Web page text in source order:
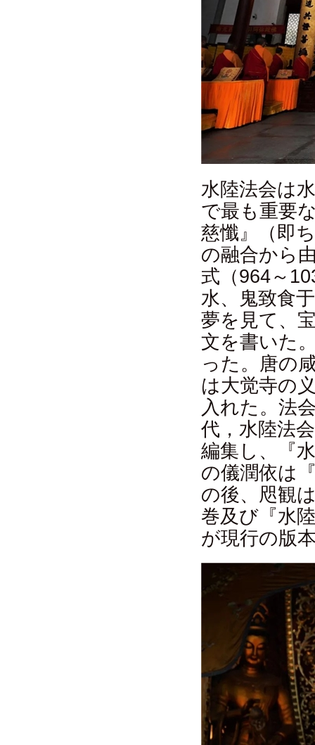
水陸法会は
で最も重要
慈懺』（即
の融合から
式（964～
水、鬼致食
夢を見て、
文を書いた
った。唐の
は大觉寺の
入れた。法
代，水陸法
編集し、『
の儀潤依は
の後、咫観
巻及び『水
が現行の版